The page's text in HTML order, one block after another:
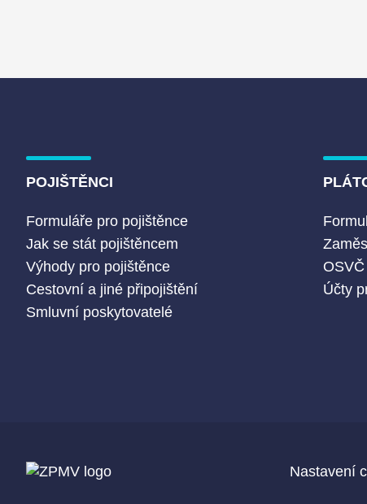
POJIŠTĚNCI
Formuláře pro pojištěnce
Jak se stát pojištěncem
Výhody pro pojištěnce
Cestovní a jiné připojištění
Smluvní poskytovatelé
OSVČ
Účty
Nastavení